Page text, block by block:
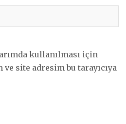
kullanılması için
ve site adresim bu tarayıcıya